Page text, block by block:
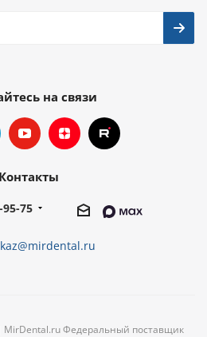
на связи
Контакты
95-75
Федеральный поставщик